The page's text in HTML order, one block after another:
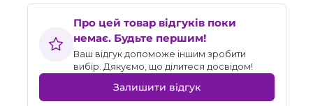
Про цей товар відгуків поки
немає. Будьте першим!
Ваш відгук допоможе іншим зробити
вибір. Дякуємо, що ділитеся досвідом!
Залишити відгук